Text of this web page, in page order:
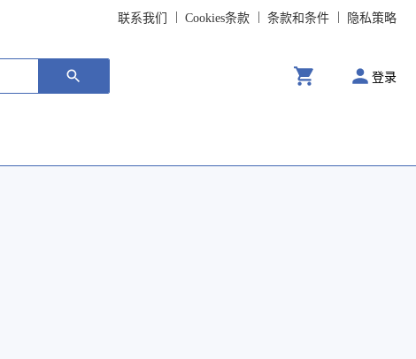
联系我们 Cookies条款 条款和条件 隐私策略
登录